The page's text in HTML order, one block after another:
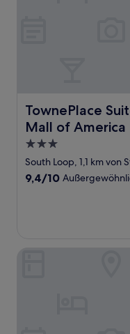
TownePlace
Mall of America
TownePlace Suites
3.0-
Sterne-
Unterkunft
South Loop, 1,1 km
9.4
9,4/10